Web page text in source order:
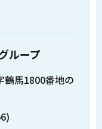
ループ
馬1800番地の